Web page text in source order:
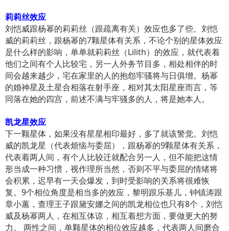
莉莉丝效应
刘恺威跟杨幂的莉莉丝（跟疏离有关）效应也多了些。刘恺
威的莉莉丝，跟杨幂的7颗星体有关系，不论个别的星体效应
是什么样的影响，单单就莉莉丝（Lilith）的效应，就代表着
他们之间有个人比较宅，另一人外务节目多，相处相伴的时
间会越来越少，宅在家里的人的抱怨牢骚将与日俱增。杨幂
的婚神星及土星合相落在射手座，相对其太阳星座而言，等
同落在她的四宫，前述不满与牢骚多的人，将是她本人。
凯龙星效应
下一颗星体，如果没有星星相印最好，多了就该警觉。刘恺
威的凯龙星（代表烦恼与委屈），跟杨幂的9颗星体有关系，
代表着两人间，有个人比较迁就配合另一人，但不能把这情
形当成一种习惯，视作理所当然，否则不平与委屈的情绪将
会积累，迟早有一天会爆发，到时受影响的关系将很难恢
复。9个相位角度是相当多的效应，黎明跟乐基儿，钟镇涛跟
章小蕙，查理王子跟黛安娜之间的凯龙相位也只有8个，刘恺
威及杨幂两人，在相互体谅，相互着想方面，要做更大的努
力。 两性之间，单颗星体的相位效应越多，代表两人间磨合